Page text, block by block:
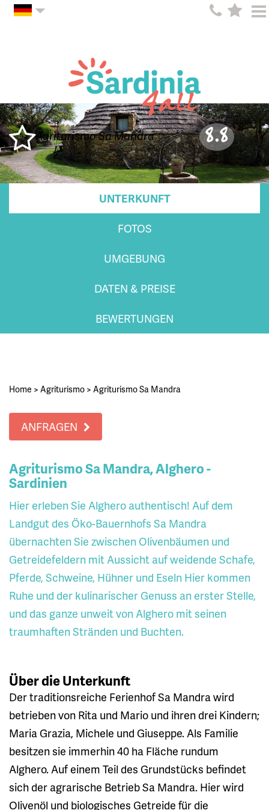
Agriturismo Sa Mandra 8.8
UNTERKUNFT
FOTOS
UMGEBUNG
DATEN & PREISE
BEWERTUNGEN
Home > Agriturismo > Agriturismo Sa Mandra
ANFRAGEN
Agriturismo Sa Mandra, Alghero -
Sardinien
Hier erleben Sie Alghero authentisch! Auf dem
Landgut des Öko-Bauernhofs Sa Mandra
übernachten Sie zwischen Olivenbäumen und
Getreidefeldern mit Aussicht auf weidende Schafe,
Pferde, Schweine, Hühner und Eseln Hier kommen
Ruhe und der kulinarischer Genuss an erster Stelle,
und das ganze unweit von Alghero mit seinen
traumhaften Stränden und Buchten.
Über die Unterkunft
Der traditionsreiche Ferienhof Sa Mandra wird
betrieben von Rita und Mario und ihren drei Kindern;
Maria Grazia, Michele und Giuseppe. Als Familie
besitzen sie immerhin 40 ha Fläche rundum
Alghero. Auf einem Teil des Grundstücks befindet
sich der agrarische Betrieb Sa Mandra. Hier wird
Olivenöl und biologisches Getreide für die